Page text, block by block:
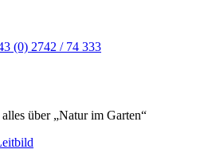
(0) 2742 / 74 333
über „Natur im Garten“